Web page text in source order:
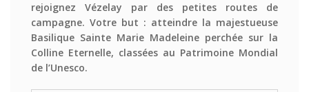
rejoignez Vézelay par des petites routes de
campagne. Votre but : atteindre la majestueuse
Basilique Sainte Marie Madeleine perchée sur la
Colline Eternelle, classées au Patrimoine Mondial
de l’Unesco.